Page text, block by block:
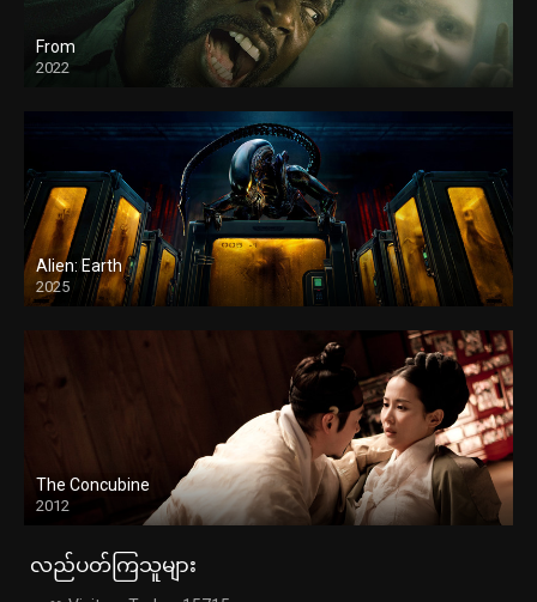
From
2022
Alien: Earth
2025
The Concubine
2012
လည်ပတ်ကြသူများ